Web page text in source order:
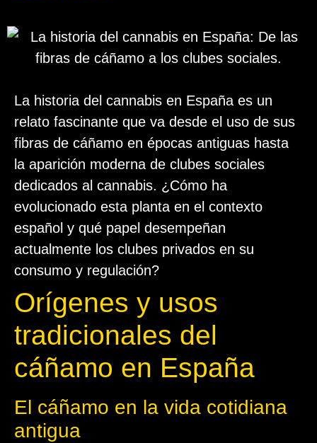
La historia del cannabis en España es un
relato fascinante que va desde el uso de sus
fibras de cáñamo en épocas antiguas hasta
la aparición moderna de clubes sociales
dedicados al cannabis. ¿Cómo ha
evolucionado esta planta en el contexto
español y qué papel desempeñan
actualmente los clubes privados en su
consumo y regulación?
Orígenes y usos
tradicionales del
cáñamo en España
El cáñamo en la vida cotidiana
antigua